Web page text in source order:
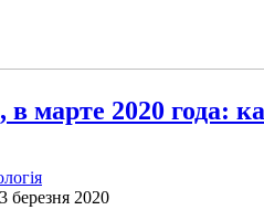
марте 2020 года:
березня 2020